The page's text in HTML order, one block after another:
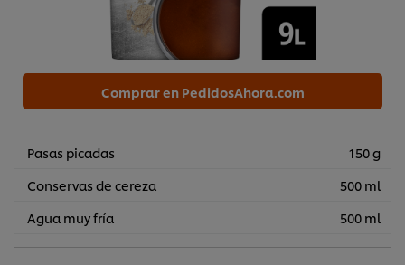
Comprar en PedidosAhora.com
Pasas picadas
150 g
Conservas de cereza
500 ml
Agua muy fría
500 ml